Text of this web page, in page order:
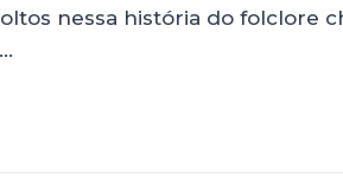
nessa história do folclore